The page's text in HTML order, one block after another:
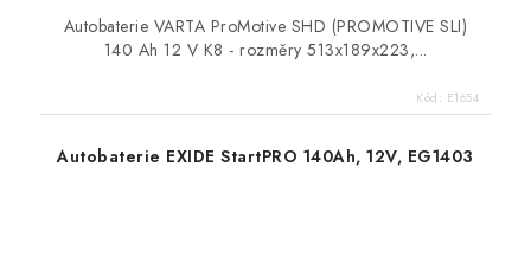
Autobaterie VARTA ProMotive SHD (PROMOTIVE SLI)
140 Ah 12 V K8 - rozměry 513x189x223,...
Kód: E1654
Autobaterie EXIDE StartPRO 140Ah, 12V, EG1403